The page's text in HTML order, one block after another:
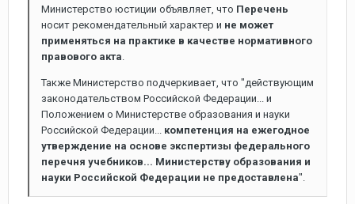
Министерство юстиции объявляет, что Перечень
носит рекомендательный характер и не может
применяться на практике в качестве нормативного
правового акта
Также Министерство подчеркивает, что "действующим
законодательством Российской Федерации... и
Положением о Министерстве образования и науки
Российской Федерации... компетенция на ежегодное
утверждение на основе экспертизы федерального
перечня учебников... Министерству образования и
науки Российской Федерации не предоставлена".